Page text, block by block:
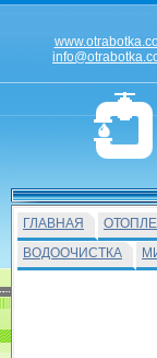
ГЛАВНАЯ
ВОДООЧИСТКА